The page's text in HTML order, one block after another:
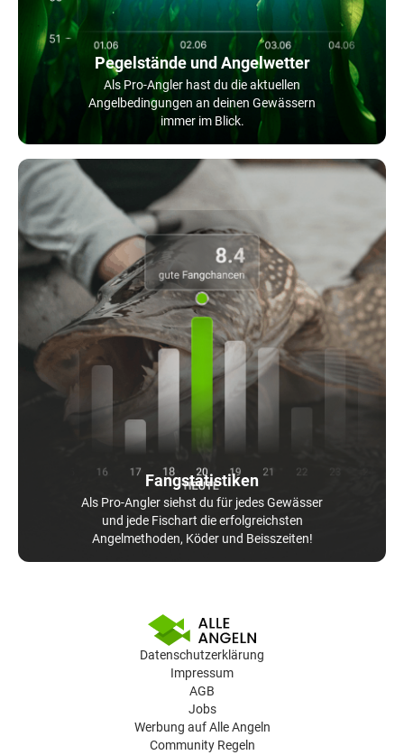
Pegelstände und Angelwetter
Als Pro-Angler hast du die aktuellen
Angelbedingungen an deinen Gewässern
immer im Blick.
Fangstatistiken
Als Pro-Angler siehst du für jedes Gewässer
und jede Fischart die erfolgreichsten
Angelmethoden, Köder und Beisszeiten!
Datenschutzerklärung
Impressum
AGB
Jobs
Werbung auf Alle Angeln
Community Regeln